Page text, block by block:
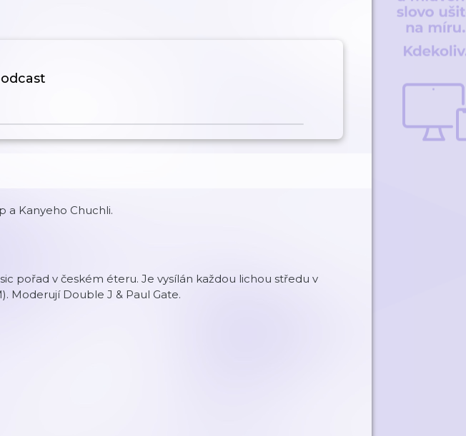
a Kanyeho Chuchli.
pořad v českém éteru. Je vysílán každou lichou středu v
Moderují Double J & Paul Gate.